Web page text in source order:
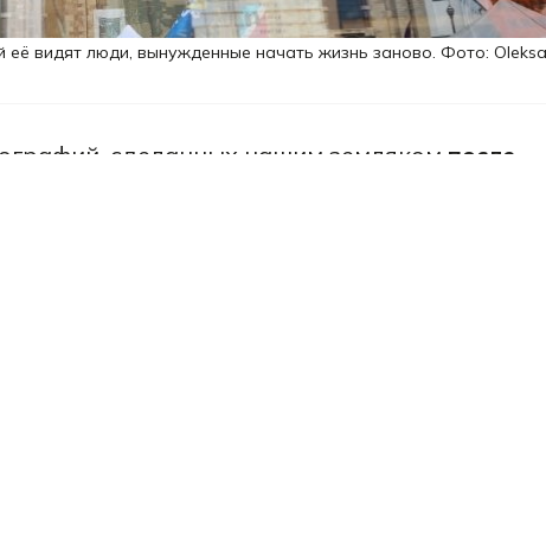
её видят люди, вынужденные начать жизнь заново. Фото:
сделанных нашим земляком после